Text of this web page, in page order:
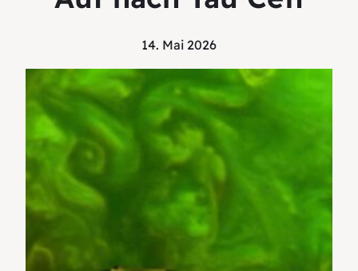
14. Mai 2026